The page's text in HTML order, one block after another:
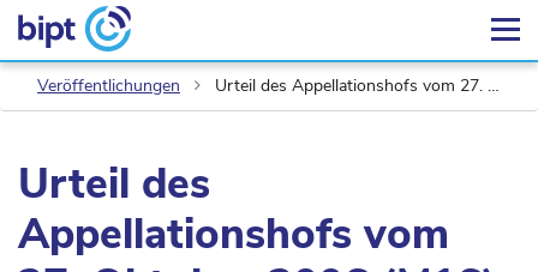
Veröffentlichungen Urteil des Appellationshofs vom 27. Oktober 2006 (M16)
Urteil des
Appellationshofs vom